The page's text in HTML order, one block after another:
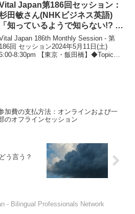
Japan第186回セッション：
田敏さん(NHKビジネス英語)
「知っているようで知らない!? 奥
い英語 基礎語の世界」：2024
年5月11日
Japan 186th Monthly Session - 第
186回 セッション2024年5月11日(土)
8:30pm 【東京・飯田橋】◆Topic
加費の支払方法：オンラインおよび一
のオフラインセッション
う言う？
- Bilingual Professionals Network